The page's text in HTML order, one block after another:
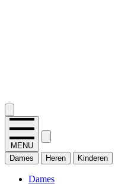
MENU
Dames
Heren Kinderen
Dames